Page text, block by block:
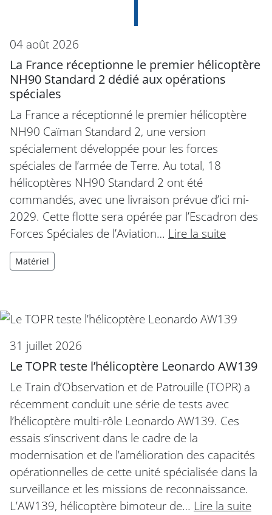
04 août 2026
La France réceptionne le premier hélicoptère
NH90 Standard 2 dédié aux opérations
spéciales
La France a réceptionné le premier hélicoptère
NH90 Caïman Standard 2, une version
spécialement développée pour les forces
spéciales de l’armée de Terre. Au total, 18
hélicoptères NH90 Standard 2 ont été
commandés, avec une livraison prévue d’ici mi-
2029. Cette flotte sera opérée par l’Escadron des
Forces Spéciales de l’Aviation… Lire la suite
Matériel
31 juillet 2026
Le TOPR teste l’hélicoptère Leonardo AW139
Le Train d’Observation et de Patrouille (TOPR) a
récemment conduit une série de tests avec
l’hélicoptère multi-rôle Leonardo AW139. Ces
essais s’inscrivent dans le cadre de la
modernisation et de l’amélioration des capacités
opérationnelles de cette unité spécialisée dans la
surveillance et les missions de reconnaissance.
L’AW139, hélicoptère bimoteur de… Lire la suite